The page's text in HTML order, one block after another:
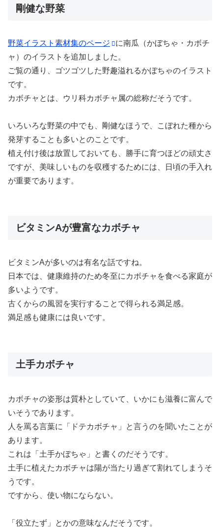
剛健な野菜
野菜イラスト素材集のページ
に南瓜（かぼちゃ・カボチ
ャ）のイラストを追加しました。
ご覧の通り、ゴツゴツした野趣溢れるかぼちゃのイラスト
です。
カボチャとは、ウリ科カボチャ属の総称だそうです。
いろいろな野菜の中でも、剛健なほうで、こぼれた種から
発芽することも多いとのことです。
植え付け後は放置しておいても、勝手に育つほどの頑丈さ
ですが、美味しいものを収穫するためには、日頃の手入れ
が重要であります。
ビタミンAが豊富なカボチャ
ビタミンAが多いのは有名な話ですね。
日本では、健康維持のため冬至にカボチャを食べる家庭が
多いようです。
古くからの風習を実行することで得られる満足感。
満足感も健康には良いです。
土手カボチャ
カボチャの姿形は質朴としていて、いかにも滋養に富んで
いそうであります。
人を罵る言葉に「ドテカボチャ」と言うのを聞いたことが
あります。
これは「土手かぼちゃ」と書くのだそうです。
土手に植えたカボチャは陽が当たり過ぎて割れてしまうそ
うです。
ですから、使い物にならない。
「役立たず」とかの意味なんだそうです。